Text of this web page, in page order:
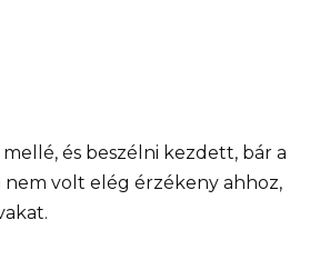
és beszélni kezdett, bár a
nem volt elég érzékeny ahhoz,